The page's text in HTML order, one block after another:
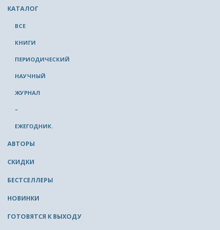
КАТАЛОГ
ВСЕ
КНИГИ
ПЕРИОДИЧЕСКИЙ
НАУЧНЫЙ
ЖУРНАЛ
–
ЕЖЕГОДНИК.
АВТОРЫ
СКИДКИ
БЕСТСЕЛЛЕРЫ
НОВИНКИ
ГОТОВЯТСЯ К ВЫХОДУ